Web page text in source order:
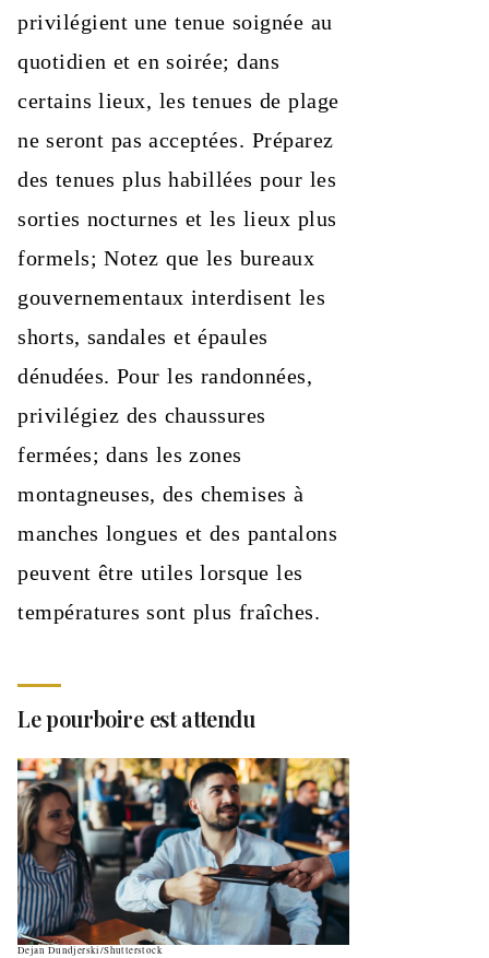
privilégient une tenue soignée au
quotidien et en soirée; dans
certains lieux, les tenues de plage
ne seront pas acceptées. Préparez
des tenues plus habillées pour les
sorties nocturnes et les lieux plus
formels; Notez que les bureaux
gouvernementaux interdisent les
shorts, sandales et épaules
dénudées. Pour les randonnées,
privilégiez des chaussures
fermées; dans les zones
montagneuses, des chemises à
manches longues et des pantalons
peuvent être utiles lorsque les
températures sont plus fraîches.
Le pourboire est attendu
Dejan Dundjerski/Shutterstock